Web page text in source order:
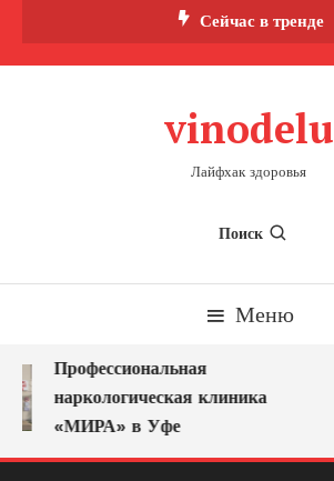
Сейчас в тренде
vinodelu
Лайфхак здоровья
Поиск
Меню
Профессиональная
наркологическая клиника
«МИРА» в Уфе